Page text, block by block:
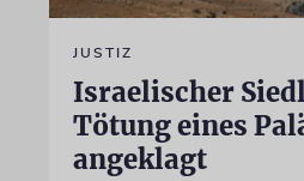
JUSTIZ
Israelischer
Tötung eines
angeklagt